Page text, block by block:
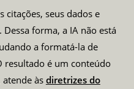
citações, seus dados e
forma, a IA não está
a formatá-la de
resultado é um conteúdo
às diretrizes do